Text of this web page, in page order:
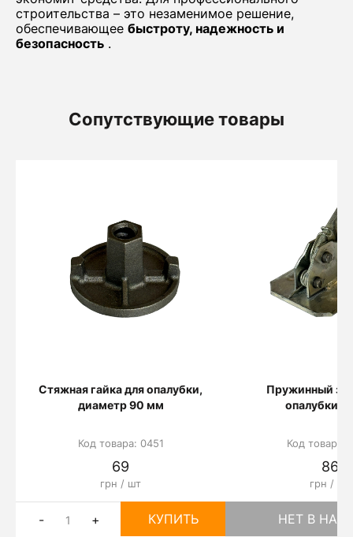
строительства – это незаменимое решение,
обеспечивающее быстроту, надежность и
безопасность .
Сопутствующие товары
Стяжная гайка для опалубки,
диаметр 90 мм
Код товара: 0451
69
грн / шт
- + КУПИТЬ
Пружинный
опалубки
Код товара:
86
грн / шт
НЕТ В